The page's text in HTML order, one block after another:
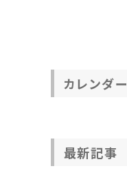
カレンダー
最新記事